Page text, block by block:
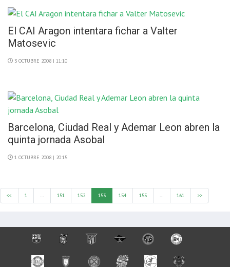
El CAI Aragon intentara fichar a Valter
Matosevic
3 OCTUBRE 2008 | 11:10
Barcelona, Ciudad Real y Ademar Leon abren la
quinta jornada Asobal
1 OCTUBRE 2008 | 20:15
<< 1 … 151 152 153 154 155 … 161 >>